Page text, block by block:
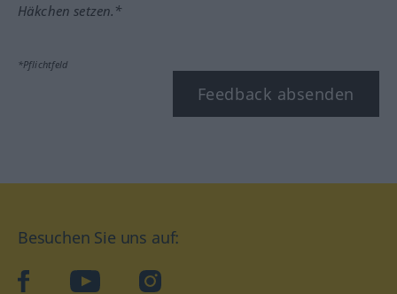
Häkchen setzen.*
*Pflichtfeld
Feedback absenden
Besuchen Sie uns auf:
facebookYouTube Instagram